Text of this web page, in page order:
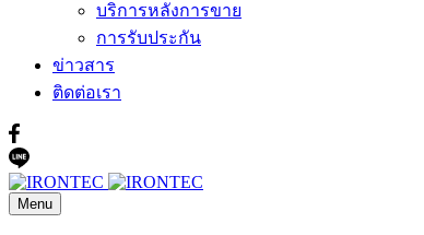
บริการหลังการขาย
การรับประกัน
ข่าวสาร
ติดต่อเรา
Menu